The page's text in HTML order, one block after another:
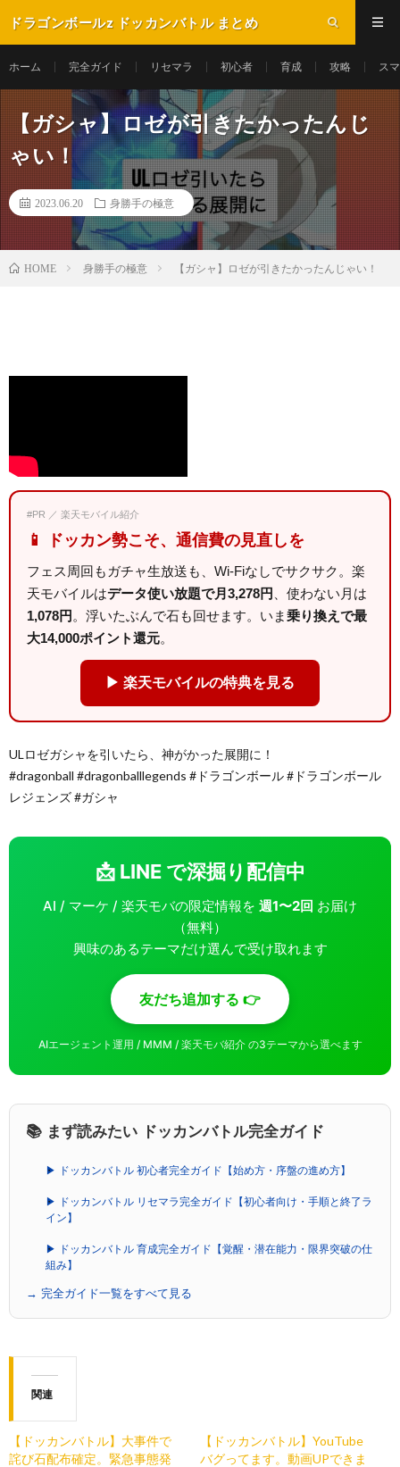
ドラゴンボールz ドッカンバトル まとめ
ホーム 完全ガイド リセマラ 初心者 育成 攻略 ス
【ガシャ】ロゼが引きたかったんじ
ゃい！
2023.06.20 身勝手の極意
HOME 身勝手の極意 【ガシャ】ロゼが引きたかったんじゃい！
#PR ／ 楽天モバイル紹介
📱 ドッカン勢こそ、通信費の見直しを
フェス周回もガチャ生放送も、Wi-Fiなしでサクサク。楽
天モバイルはデータ使い放題で月3,278円
、使わない月は
1,078円 。浮いたぶんで石も回せます。いま乗り換えで最
大14,000ポイント還元。
▶ 楽天モバイルの特典を見る
ULロゼガシャを引いたら、神がかった展開に！
#dragonball #dragonballlegends #ドラゴンボール #ドラゴンボール
レジェンズ #ガシャ
📩 LINE で深掘り配信中
AI / マーケ / 楽天モバの限定情報を 週1〜2回 お届け
（無料）
興味のあるテーマだけ選んで受け取れます
友だち追加する 👉
AIエージェント運用 / MMM / 楽天モバ紹介 の3テーマから選べます
📚 まず読みたい ドッカンバトル完全ガイド
▶ ドッカンバトル 初心者完全ガイド【始め方・序盤の進め方】
▶ ドッカンバトル リセマラ完全ガイド【初心者向け・手順と終了ラ
イン】
▶ ドッカンバトル 育成完全ガイド【覚醒・潜在能力・限界突破の仕
組み】
→ 完全ガイド一覧をすべて見る
関連
【ドッカンバトル】大事件で
詫び石配布確定。緊急事態発
【ドッカンバトル】YouTube
バグってます。動画UPできま